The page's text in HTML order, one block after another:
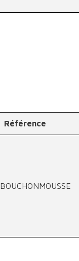
Référence
BOUCHONMOUSSE